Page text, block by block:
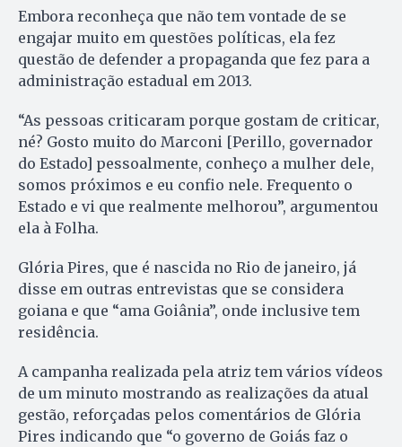
Embora reconheça que não tem vontade de se
engajar muito em questões políticas, ela fez
questão de defender a propaganda que fez para a
administração estadual em 2013.
“As pessoas criticaram porque gostam de criticar,
né? Gosto muito do Marconi [Perillo, governador
do Estado] pessoalmente, conheço a mulher dele,
somos próximos e eu confio nele. Frequento o
Estado e vi que realmente melhorou”, argumentou
ela à Folha.
Glória Pires, que é nascida no Rio de janeiro, já
disse em outras entrevistas que se considera
goiana e que “ama Goiânia”, onde inclusive tem
residência.
A campanha realizada pela atriz tem vários vídeos
de um minuto mostrando as realizações da atual
gestão, reforçadas pelos comentários de Glória
Pires indicando que “o governo de Goiás faz o